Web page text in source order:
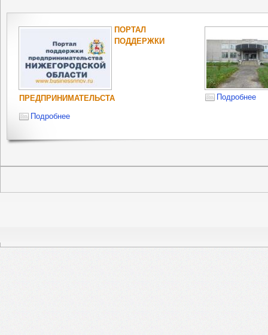
ПОРТАЛ
ПОДДЕРЖКИ
ПРЕДПРИНИМАТЕЛЬСТА
Подробнее
Подробнее